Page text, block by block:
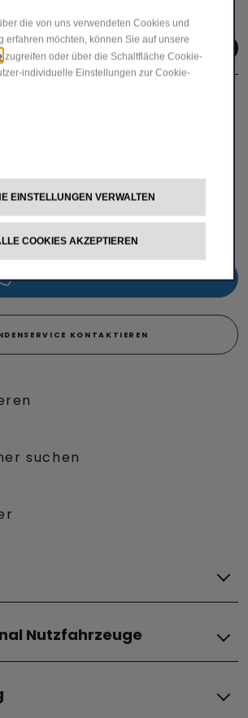
HILFE?
09:00 – 18:00 Uhr
Freitag: 08:30 – 17:30 Uhr
00 800 342 800 00
KONTAKTIEREN
suchen
Nutzfahrzeuge
die von uns verwendeten Cookies und
erfahren möchten, können Sie auf unsere
zugreifen oder über die Schaltfläche Cookie-
individuelle Einstellungen zur Cookie-
EINSTELLUNGEN VERWALTEN
COOKIES AKZEPTIEREN